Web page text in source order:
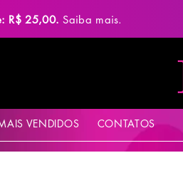
R$ 25,00.Saiba mais.
VENDIDOS CONTATOS